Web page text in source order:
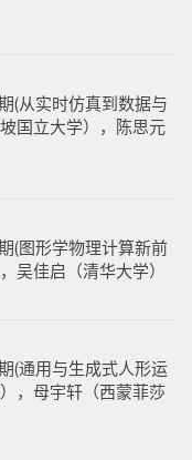
期(从实时仿真到数据与
国立大学），陈思元
期(图形学物理计算新前
吴佳启（清华大学）
期(通用与生成式人形运
，母宇轩（西蒙菲莎